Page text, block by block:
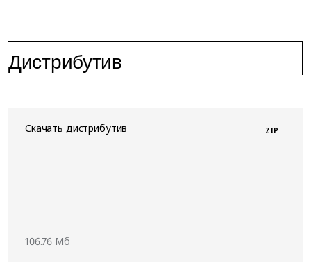
Дистрибутив
Скачать дистрибутив
106.76 Мб
ZIP